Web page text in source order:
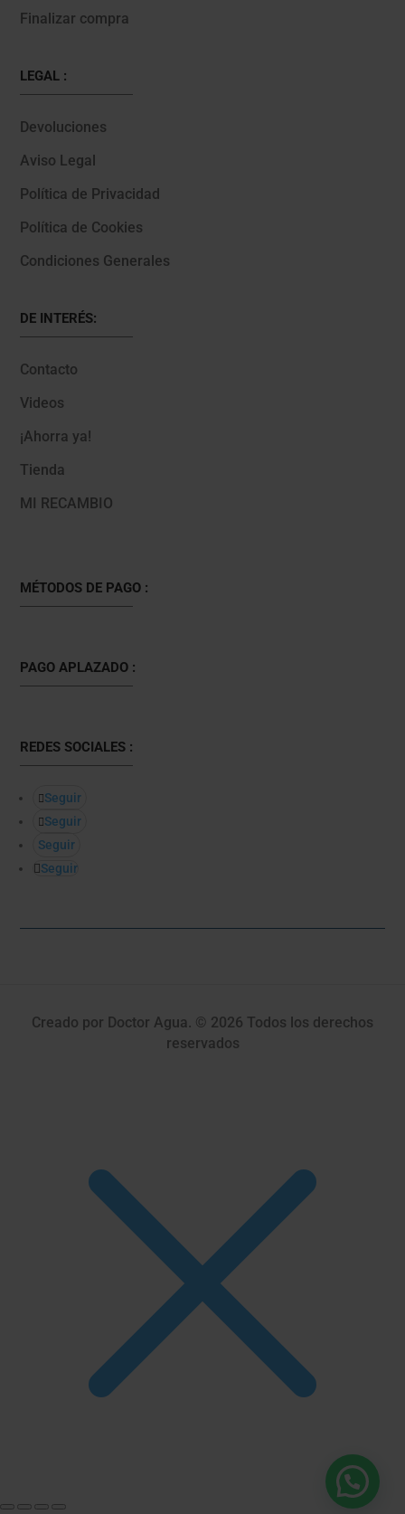
Finalizar compra
LEGAL :
Devoluciones
Aviso Legal
Política de Privacidad
Política de Cookies
Condiciones Generales
DE INTERÉS:
Contacto
Videos
¡Ahorra ya!
Tienda
MI RECAMBIO
MÉTODOS DE PAGO :
PAGO APLAZADO :
REDES SOCIALES :
Seguir
Seguir
Seguir
Seguir
Creado por Doctor Agua. © 2026 Todos los derechos
reservados